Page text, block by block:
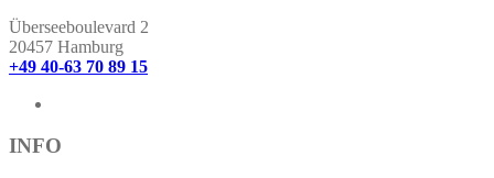
Varianten
auf.
Die
Optionen
Überseeboulevard 2
20457 Hamburg
+49 40-63 70 89 15
INFO